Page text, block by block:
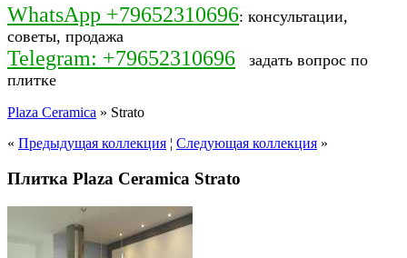
WhatsApp +79652310696: консультации,
советы, продажа
Telegram: +79652310696
задать вопрос по
плитке
Plaza Ceramica » Strato
« Предыдущая коллекция ¦ Следующая коллекция »
Плитка Plaza Ceramica Strato